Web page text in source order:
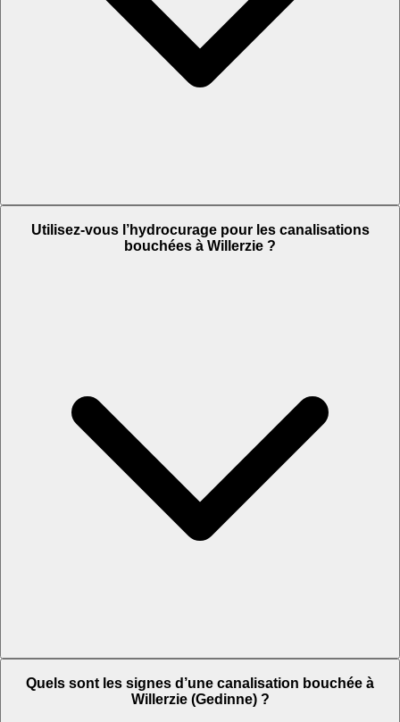
Utilisez-vous l’hydrocurage pour les canalisations
bouchées à Willerzie ?
Quels sont les signes d’une canalisation bouchée à
Willerzie (Gedinne) ?